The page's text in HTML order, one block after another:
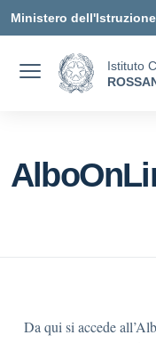
Ministero
Istituto
Da qui si accede